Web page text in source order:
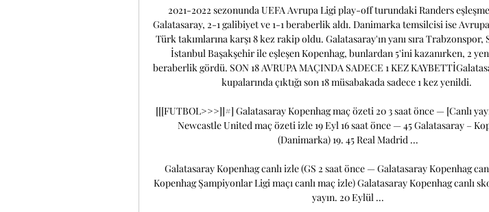
2021-2022 sezonunda UEFA Avrupa Ligi play-off turundaki Randers
Galatasaray, 2-1 galibiyet ve 1-1 beraberlik aldı. Danimarka temsilcisi ise
Türk takımlarına karşı 8 kez rakip oldu. Galatasaray'ın yanı sıra Trabzonspor,
İstanbul Başakşehir ile eşleşen Kopenhag, bunlardan 5'ini kazanırken, 2
beraberlik gördü. SON 18 AVRUPA MAÇINDA SADECE 1 KEZ
kupalarında çıktığı son 18 müsabakada sadece 1 kez yenildi.
[[[FUTBOL>>>]]#] Galatasaray Kopenhag maç özeti 20 3 saat önce — [Canlı
Newcastle United maç özeti izle 19 Eyl 16 saat önce — 45 Galatasaray –
(Danimarka) 19. 45 Real Madrid ...
Galatasaray Kopenhag canlı izle (GS 2 saat önce — Galatasaray Kopenhag
Kopenhag Şampiyonlar Ligi maçı canlı maç izle) Galatasaray Kopenhag canlı
yayın. 20 Eylül ...